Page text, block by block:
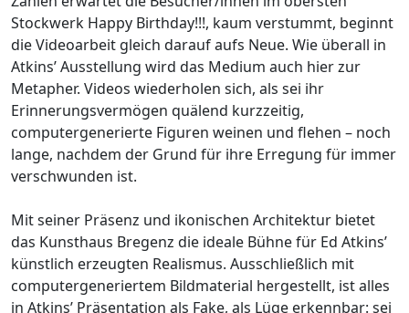
Stockwerk Happy Birthday!!!, kaum verstummt, beginnt
die Videoarbeit gleich darauf aufs Neue. Wie überall in
Atkins’ Ausstellung wird das Medium auch hier zur
Metapher. Videos wiederholen sich, als sei ihr
Erinnerungsvermögen quälend kurzzeitig,
computergenerierte Figuren weinen und flehen – noch
lange, nachdem der Grund für ihre Erregung für immer
verschwunden ist.
Mit seiner Präsenz und ikonischen Architektur bietet
das Kunsthaus Bregenz die ideale Bühne für Ed Atkins’
künstlich erzeugten Realismus. Ausschließlich mit
computergeneriertem Bildmaterial hergestellt, ist alles
in Atkins’ Präsentation als Fake, als Lüge erkennbar: sei